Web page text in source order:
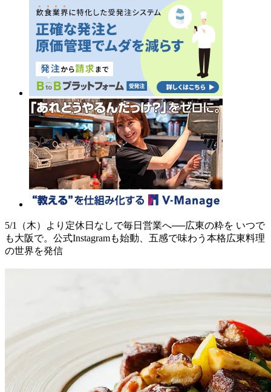
5/1（木）より定休日なしで毎日営業へ──広東の粋を いつで
も大阪で。公式Instagramも始動、五感で味わう本格広東料理
の世界を発信